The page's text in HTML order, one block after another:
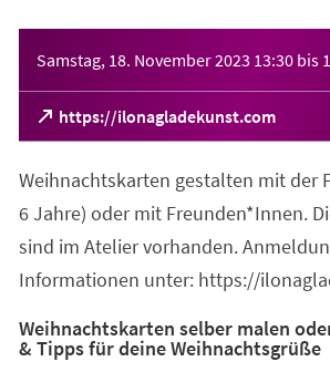
Samstag, 18. November 2023 13:30 bis
https://ilonagladekunst.com
(Öffnet
in
neuen
Tab)
Weihnachtskarten gestalten mit der
6 Jahre) oder mit Freunden*Innen.
sind im Atelier vorhanden.
Informationen unter: https://
Weihnachtskarten selber malen
& Tipps für deine Weihnachtsgrüße